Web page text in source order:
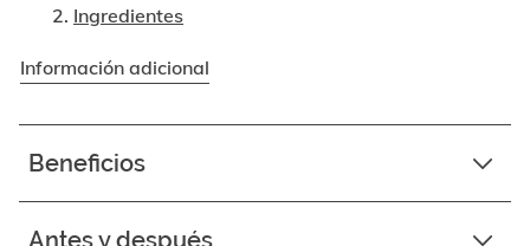
2. Ingredientes
Información adicional
Beneficios
Antes y después